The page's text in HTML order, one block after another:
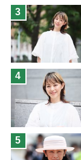
3
4
5